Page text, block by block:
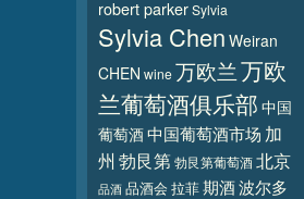
robert parkerSylvia
Sylvia Chen Weiran
CHEN wine万欧兰万欧
兰葡萄酒俱乐部中国
葡萄酒中国葡萄酒市场 加
州 勃艮第勃艮第葡萄酒北京
品酒品酒会 拉菲期酒波尔多